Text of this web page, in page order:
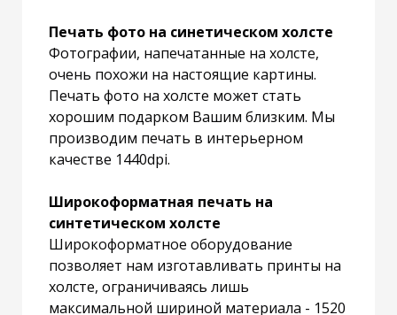
Печать фото на синетическом холсте
Фотографии, напечатанные на холсте,
очень похожи на настоящие картины.
Печать фото на холсте может стать
хорошим подарком Вашим близким. Мы
производим печать в интерьерном
качестве 1440dpi.
Широкоформатная печать на
синтетическом холсте
Широкоформатное оборудование
позволяет нам изготавливать принты на
холсте, ограничиваясь лишь
максимальной шириной материала - 1520